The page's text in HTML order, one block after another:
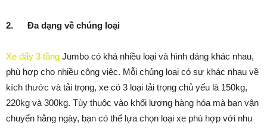
2. Đa dạng về chúng loại
Xe đẩy 3 tầng Jumbo có khá nhiều loại và hình dáng khác nhau,
phù hợp cho nhiều công việc. Mỗi chủng loại có sự khác nhau về
kích thước và tải trọng, xe có 3 loại tải trọng chủ yếu là 150kg,
220kg và 300kg. Tùy thuộc vào khối lượng hàng hóa mà bạn vận
chuyển hằng ngày, bạn có thể lựa chọn loại xe phù hợp với nhu